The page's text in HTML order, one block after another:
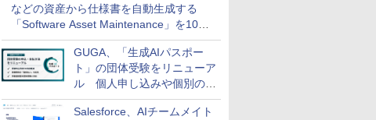
などの資産から仕様書を自動生成する
「Software Asset Maintenance」を10月
に発売
GUGA、「生成AIパスポー
ト」の団体受験をリニューア
ル 個人申し込みや個別の支
払いなどに対応
Salesforce、AIチームメイト